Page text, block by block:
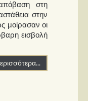
στη
στην
μοίρασαν οι
εισβολή